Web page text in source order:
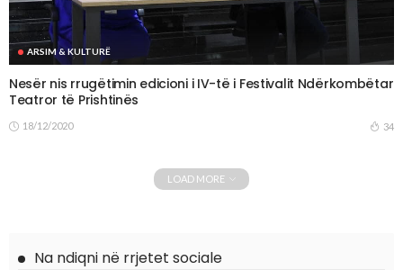
ARSIM & KULTURË
Nesër nis rrugëtimin edicioni i IV-të i Festivalit Ndërkombëtar
Teatror të Prishtinës
18/12/2020 34
LOAD MORE
Na ndiqni në rrjetet sociale